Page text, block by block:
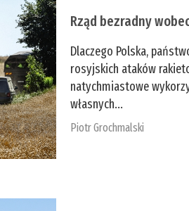
Rząd bezradny
Dlaczego Polska,
rosyjskich ataków
natychmiastowe
własnych...
Piotr Grochmalski